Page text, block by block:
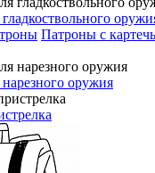
Патроны с
оружия